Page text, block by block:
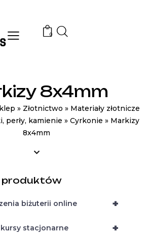
0
8x4mm
» Złotnictwo » Materiały złotnicze
perły, kamienie » Cyrkonie » Markizy
8x4mm
produktów
+
biżuterii online
+
stacjonarne